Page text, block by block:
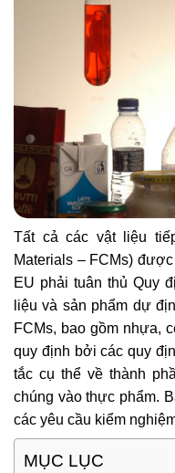
Tất cả các vật liệu
Materials – FCMs)
EU phải tuân thủ Quy
liệu và sản phẩm dự
FCMs, bao gồm nhựa,
quy định bởi các quy
tắc cụ thể về thành
chúng vào thực phẩm.
các yêu cầu kiểm
MỤC LỤC